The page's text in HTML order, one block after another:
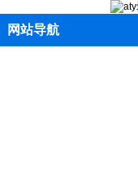
网站导航